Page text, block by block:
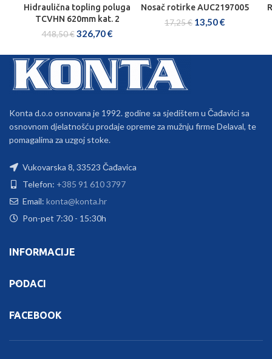
Hidraulična topling poluga
TCVHN 620mm kat. 2
448,50€ 326,70€
Nosač rotirke AUC2197005
17,25€ 13,50€
Konta d.o.o osnovana je 1992. godine sa sjedištem u Čađavici sa
osnovnom djelatnošću prodaje opreme za mužnju firme Delaval, te
pomagalima za uzgoj stoke.
Vukovarska 8, 33523 Čađavica
Telefon: +385 91 610 3797
Email: konta@konta.hr
Pon-pet 7:30 - 15:30h
INFORMACIJE
PODACI
FACEBOOK